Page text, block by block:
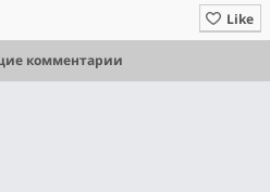
Like
комментарии